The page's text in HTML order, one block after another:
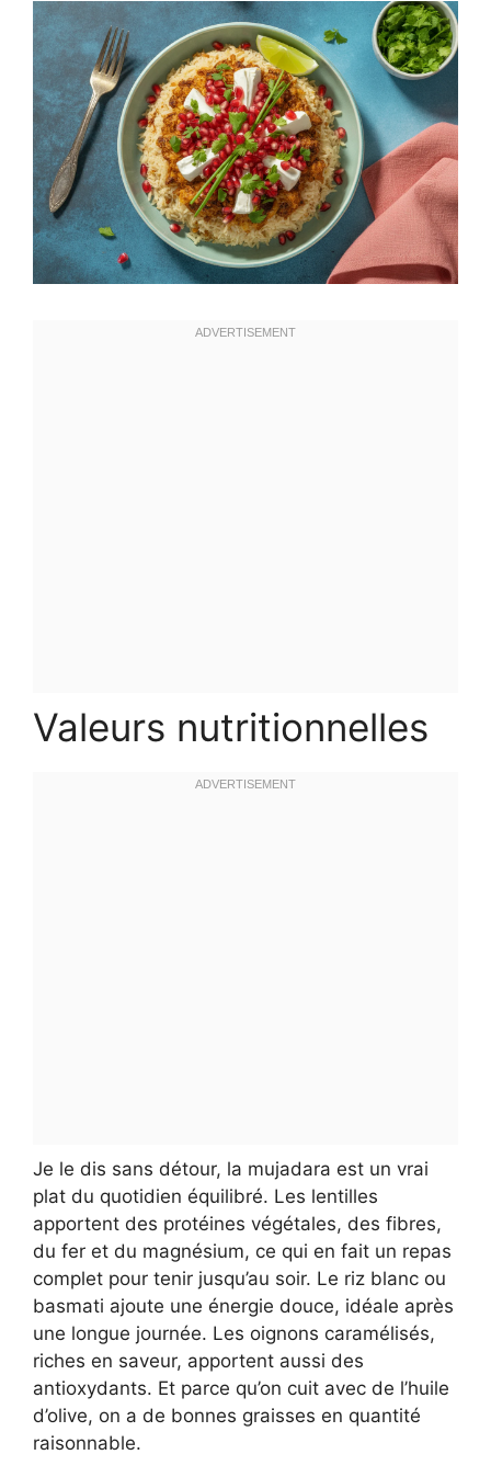
Valeurs nutritionnelles
Je le dis sans détour, la mujadara est un vrai
plat du quotidien équilibré. Les lentilles
apportent des protéines végétales, des fibres,
du fer et du magnésium, ce qui en fait un repas
complet pour tenir jusqu’au soir. Le riz blanc ou
basmati ajoute une énergie douce, idéale après
une longue journée. Les oignons caramélisés,
riches en saveur, apportent aussi des
antioxydants. Et parce qu’on cuit avec de l’huile
d’olive, on a de bonnes graisses en quantité
raisonnable.